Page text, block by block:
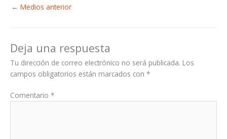
← Medios anterior
Deja una respuesta
Tu dirección de correo electrónico no será publicada. Los
campos obligatorios están marcados con *
Comentario *